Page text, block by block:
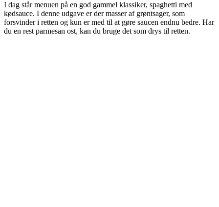
I dag står menuen på en god gammel klassiker, spaghetti med
kødsauce. I denne udgave er der masser af grøntsager, som
forsvinder i retten og kun er med til at gøre saucen endnu bedre. Har
du en rest parmesan ost, kan du bruge det som drys til retten.